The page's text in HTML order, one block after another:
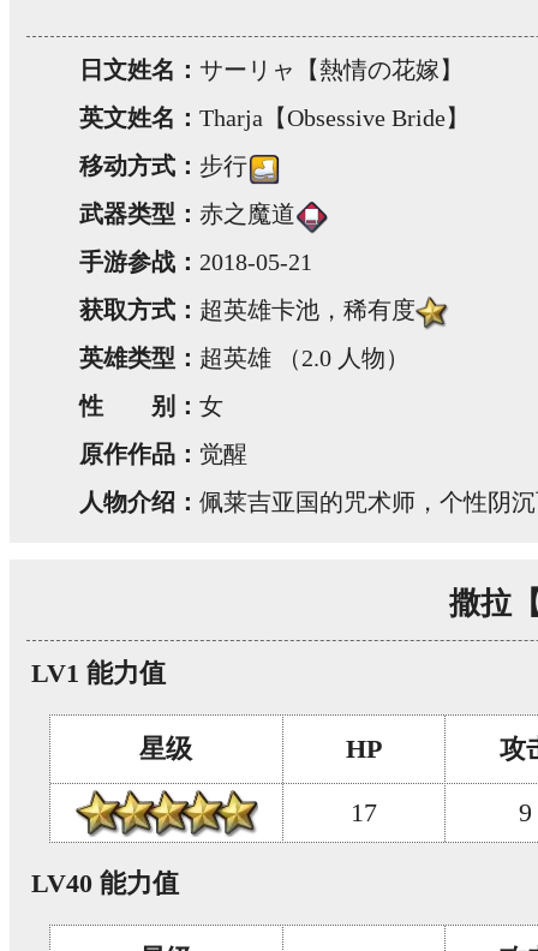
日文姓名： サーリャ【熱情の花嫁】
英文姓名： Tharja【Obsessive Bride】
移动方式： 步行
武器类型： 赤之魔道
手游参战： 2018-05-21
获取方式： 超英雄卡池，稀有度
英雄类型： 超英雄 （2.0 人物）
性 别： 女
原作作品： 觉醒
人物介绍： 佩莱吉亚国的咒术师，个性阴
撒拉
LV1 能力值
星级 HP 攻
17 9
LV40 能力值